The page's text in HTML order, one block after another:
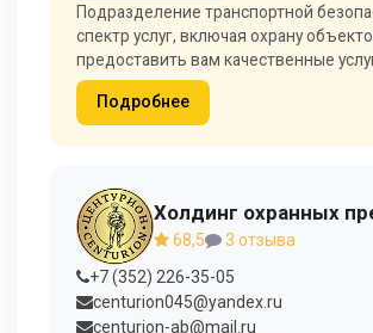
Подразделение транспортной
спектр услуг, включая охрану
предоставить вам качественные
Подробнее
Холдинг охранных
68,5
3 отзыва
+7 (352) 226-35-05
centurion045@yandex.ru
centurion-ab@mail.ru